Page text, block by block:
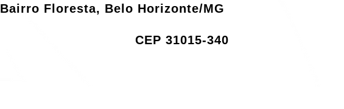
Bairro Floresta, Belo Horizonte/MG
CEP 31015-340